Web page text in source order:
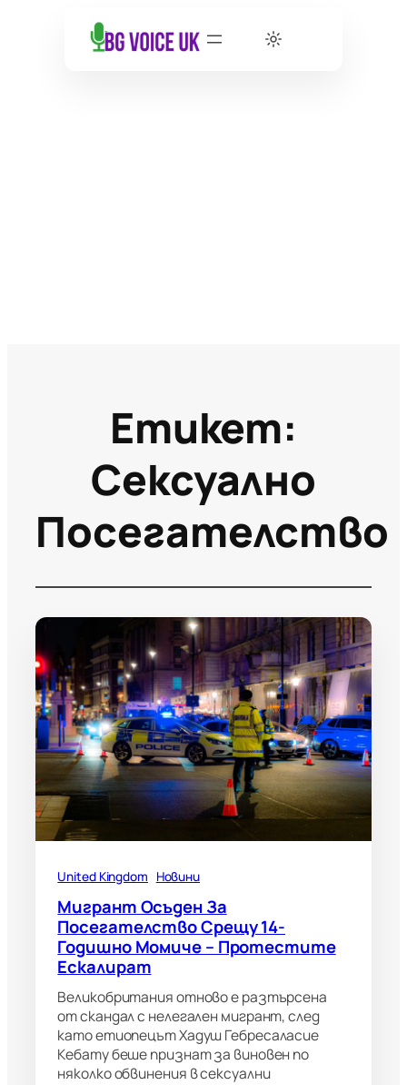
Етикет:
Сексуално
Посегателство
United Kingdom Новини
Мигрант Осъден За
Посегателство Срещу 14-
Годишно Момиче – Протестите
Ескалират
Великобритания отново е разтърсена
от скандал с нелегален мигрант, след
като етиопецът Хадуш Гебресаласие
Кебату беше признат за виновен по
няколко обвинения в сексуални